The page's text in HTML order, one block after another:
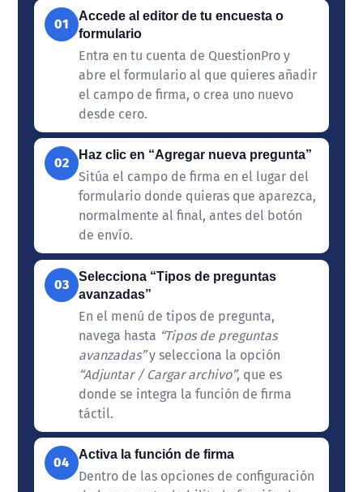
01
Accede al editor de tu encuesta o
formulario
Entra en tu cuenta de QuestionPro y
abre el formulario al que quieres añadir
el campo de firma, o crea uno nuevo
desde cero.
02
Haz clic en “Agregar nueva pregunta”
Sitúa el campo de firma en el lugar del
formulario donde quieras que aparezca,
normalmente al final, antes del botón
de envío.
03
Selecciona “Tipos de preguntas
avanzadas”
En el menú de tipos de pregunta,
navega hasta “Tipos de preguntas
avanzadas”y selecciona la opción
“Adjuntar / Cargar archivo”, que es
donde se integra la función de firma
táctil.
04
Activa la función de firma
Dentro de las opciones de configuración